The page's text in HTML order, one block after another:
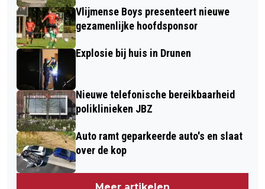
Vlijmense Boys presenteert nieuwe
gezamenlijke hoofdsponsor
Explosie bij huis in Drunen
Nieuwe telefonische bereikbaarheid
poliklinieken JBZ
Auto ramt geparkeerde auto's en slaat
over de kop
Meer artikelen